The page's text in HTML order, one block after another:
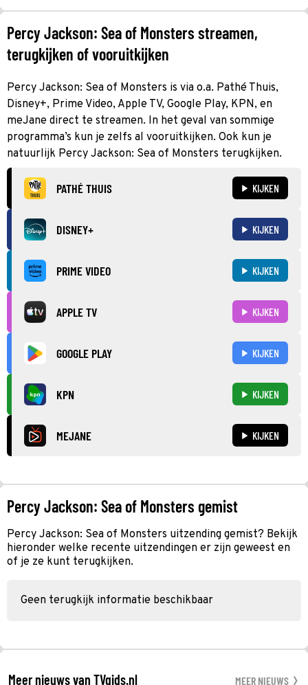
Percy Jackson: Sea of Monsters streamen,
terugkijken of vooruitkijken
Percy Jackson: Sea of Monsters is via o.a. Pathé Thuis,
Disney+, Prime Video, Apple TV, Google Play, KPN, en
meJane direct te streamen. In het geval van sommige
programma’s kun je zelfs al vooruitkijken. Ook kun je
natuurlijk Percy Jackson: Sea of Monsters terugkijken.
PATHÉ THUIS KIJKEN
DISNEY+ KIJKEN
PRIME VIDEO KIJKEN
APPLE TV KIJKEN
GOOGLE PLAY KIJKEN
KPN KIJKEN
MEJANE KIJKEN
Percy Jackson: Sea of Monsters gemist
Percy Jackson: Sea of Monsters uitzending gemist? Bekijk
hieronder welke recente uitzendingen er zijn geweest en
of je ze kunt terugkijken.
Geen terugkijk informatie beschikbaar
Meer nieuws van TVgids.nl MEER NIEUWS